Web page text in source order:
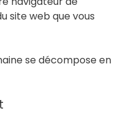
site web que vous
se décompose en